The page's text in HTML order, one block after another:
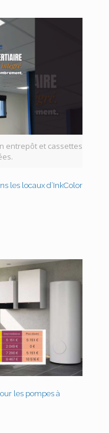
entrepôt et cassettes
les locaux d’InkColor
les pompes à